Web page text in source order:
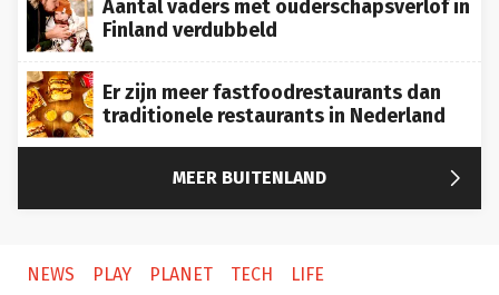
Aantal vaders met ouderschapsverlof in
Finland verdubbeld
Er zijn meer fastfoodrestaurants dan
traditionele restaurants in Nederland
MEER BUITENLAND 
NEWS PLAY PLANET TECH LIFE